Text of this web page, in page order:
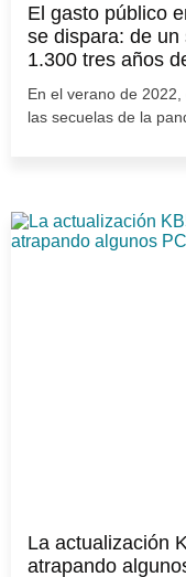
El gasto público
se dispara: de
1.300 tres años
En el verano de
las secuelas de la
La actualización
atrapando